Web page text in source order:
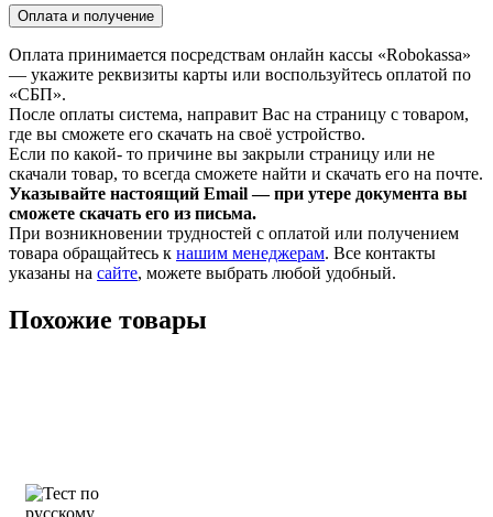
Оплата и получение
Оплата принимается посредствам онлайн кассы «Robokassa»
— укажите реквизиты карты или воспользуйтесь оплатой по
«СБП».
После оплаты система, направит Вас на страницу с товаром,
где вы сможете его скачать на своё устройство.
Если по какой- то причине вы закрыли страницу или не
скачали товар, то всегда сможете найти и скачать его на почте.
Указывайте настоящий Email — при утере документа вы
сможете скачать его из письма.
При возникновении трудностей с оплатой или получением
товара обращайтесь к нашим менеджерам. Все контакты
указаны на сайте, можете выбрать любой удобный.
Похожие товары